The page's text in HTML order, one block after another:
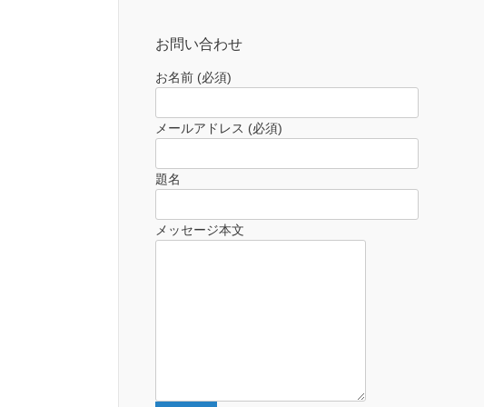
お問い合わせ
お名前 (必須)
メールアドレス (必須)
題名
メッセージ本文